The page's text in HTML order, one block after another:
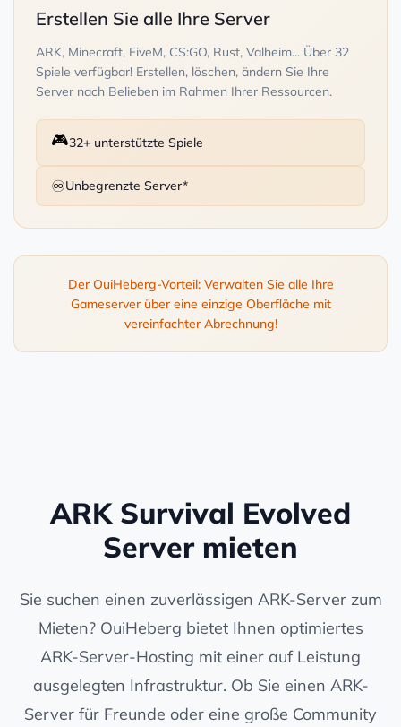
Erstellen Sie alle Ihre Server
ARK, Minecraft, FiveM, CS:GO, Rust, Valheim... Über 32
Spiele verfügbar! Erstellen, löschen, ändern Sie Ihre
Server nach Belieben im Rahmen Ihrer Ressourcen.
🎮32+ unterstützte Spiele
♾️Unbegrenzte Server*
Der OuiHeberg-Vorteil: Verwalten Sie alle Ihre
Gameserver über eine einzige Oberfläche mit
vereinfachter Abrechnung!
ARK Survival Evolved
Server mieten
Sie suchen einen zuverlässigen ARK-Server zum
Mieten? OuiHeberg bietet Ihnen optimiertes
ARK-Server-Hosting mit einer auf Leistung
ausgelegten Infrastruktur. Ob Sie einen ARK-
Server für Freunde oder eine große Community